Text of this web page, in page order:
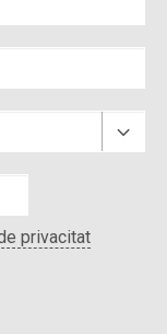
privacitat